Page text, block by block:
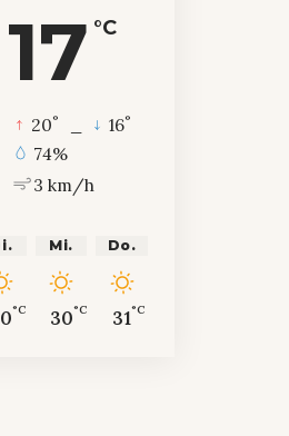
17 °C
20° 16°
74%
3 km/h
°C
Mi.
30°C
Do.
31°C